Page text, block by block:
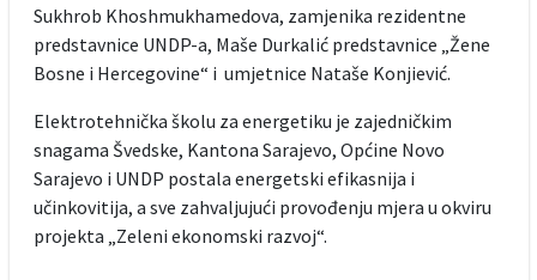
Sukhrob Khoshmukhamedova, zamjenika rezidentne
predstavnice UNDP-a, Maše Durkalić predstavnice „Žene
Bosne i Hercegovine“ i umjetnice Nataše Konjiević.
Elektrotehnička školu za energetiku je zajedničkim
snagama Švedske, Kantona Sarajevo, Općine Novo
Sarajevo i UNDP postala energetski efikasnija i
učinkovitija, a sve zahvaljujući provođenju mjera u okviru
projekta „Zeleni ekonomski razvoj“.